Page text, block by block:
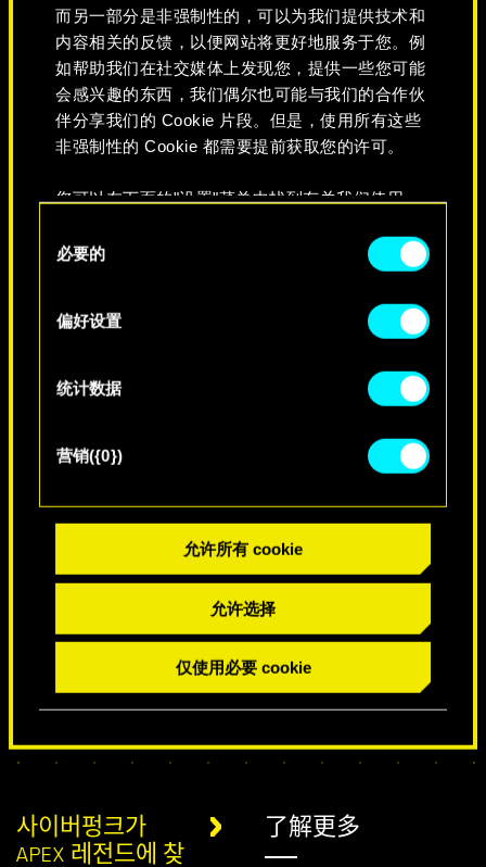
而另一部分是非强制性的，可以为我们提供技术和
内容相关的反馈，以便网站将更好地服务于您。例
如帮助我们在社交媒体上发现您，提供一些您可能
会感兴趣的东西，我们偶尔也可能与我们的合作伙
伴分享我们的 Cookie 片段。但是，使用所有这些
非强制性的 Cookie 都需要提前获取您的许可。
您可以在下面的"设置"菜单中找到有关我们使用
好。一旦您了解了其中的内容并准备好继续，请点
必要的
偏好设置
统计数据
营销({0})
允许所有 cookie
允许选择
仅使用必要 cookie
永不消逝
特别生日祝福
사이버펑크가
APEX 레전드에 찾
了解更多